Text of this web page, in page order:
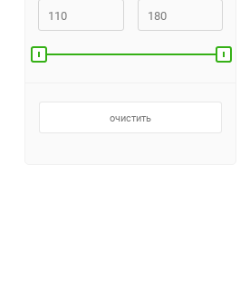
Насосы бытовые
Климатическая техника
очистить